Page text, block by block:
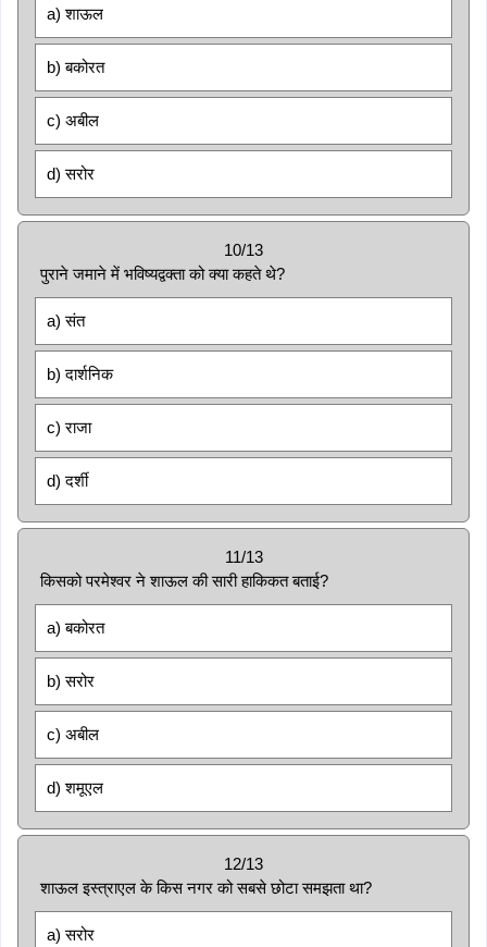
a) शाऊल
b) बकोरत
c) अबील
d) सरोर
10/13
पुराने जमाने में भविष्यद्वक्ता को क्या कहते थे?
a) संत
b) दार्शनिक
c) राजा
d) दर्शी
11/13
किसको परमेश्वर ने शाऊल की सारी हाकिकत बताई?
a) बकोरत
b) सरोर
c) अबील
d) शमूएल
12/13
शाऊल इस्त्राएल के किस नगर को सबसे छोटा समझता था?
a) सरोर